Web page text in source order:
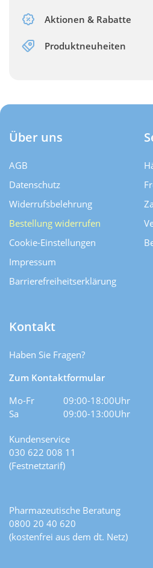
Aktionen & Rabatte
Produktneuheiten
Über uns
AGB
Datenschutz
Widerrufsbelehrung
Bestellung widerrufen
Cookie-Einstellungen
Impressum
Barrierefreiheitserklärung
Kontakt
Haben Sie Fragen?
Zum Kontaktformular
Mo-Fr
09:00-18:00Uhr
Sa
09:00-13:00Uhr
Kundenservice
030 622 008 11
(Festnetztarif)
Pharmazeutische Beratung
0800 20 40 620
(kostenfrei aus dem dt. Netz)